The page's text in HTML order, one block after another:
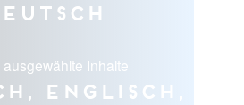
ausgewählte Inhalte
Englisch,